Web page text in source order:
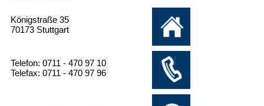
Königstraße 35
70173 Stuttgart
Telefon: 0711 - 470 97 10
Telefax: 0711 - 470 97 96